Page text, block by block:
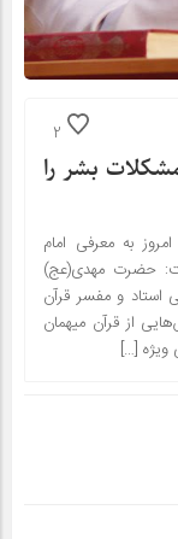
2
بشر را
به معرفی امام
حضرت مهدی(عج)
استاد و مفسر قرآن
از قرآن میهمان
ویژه […]